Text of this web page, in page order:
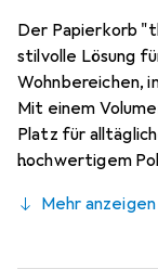
Der Papierkorb
stilvolle Lösung
Wohnbereichen,
Mit einem
Platz für
hochwertigem
hochglänzende
Mehr anzeigen